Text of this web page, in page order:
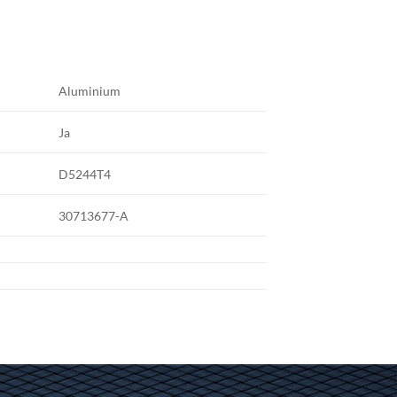
Aluminium
Ja
D5244T4
30713677-A